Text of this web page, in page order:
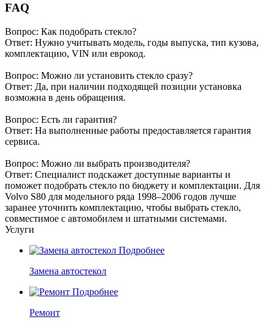
FAQ
Вопрос: Как подобрать стекло?
Ответ: Нужно учитывать модель, годы выпуска, тип кузова,
комплектацию, VIN или еврокод.
Вопрос: Можно ли установить стекло сразу?
Ответ: Да, при наличии подходящей позиции установка
возможна в день обращения.
Вопрос: Есть ли гарантия?
Ответ: На выполненные работы предоставляется гарантия
сервиса.
Вопрос: Можно ли выбрать производителя?
Ответ: Специалист подскажет доступные варианты и
поможет подобрать стекло по бюджету и комплектации. Для
Volvo S80 для модельного ряда 1998–2006 годов лучше
заранее уточнить комплектацию, чтобы выбрать стекло,
совместимое с автомобилем и штатными системами.
Услуги
Подробнее
Замена автостекол
Подробнее
Ремонт